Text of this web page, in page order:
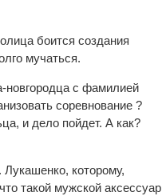
боится создания
мучаться.
новгородца с фамилией
соревнование ?
и дело пойдет. А как?
которому,
такой мужской аксессуар